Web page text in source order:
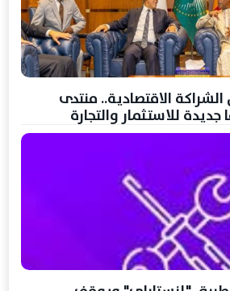
الاقتصادية.. منتدى
جديدة للاستثمار والتجارة